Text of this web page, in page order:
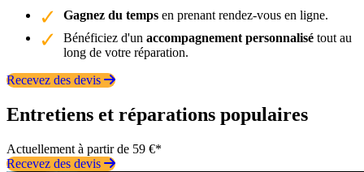
Gagnez du temps en prenant rendez-vous en ligne.
Bénéficiez d'un accompagnement personnalisé tout au
long de votre réparation.
Recevez des devis
Entretiens et réparations populaires
Actuellement à partir de 59 €*
Recevez des devis